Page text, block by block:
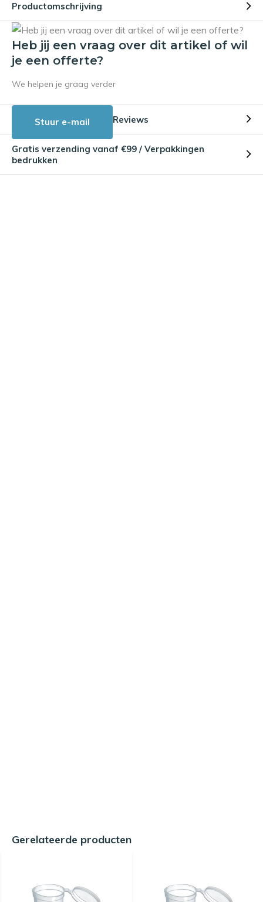
Productomschrijving
Heb jij een vraag over dit artikel of wil
je een offerte?
We helpen je graag verder
Stuur e-mail Reviews
Gratis verzending vanaf €99 / Verpakkingen
bedrukken
Gerelateerde producten